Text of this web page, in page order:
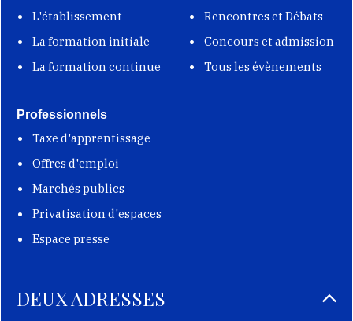
L'établissement
La formation initiale
La formation continue
Rencontres et Débats
Concours et admission
Tous les évènements
Professionnels
Taxe d'apprentissage
Offres d'emploi
Marchés publics
Privatisation d'espaces
Espace presse
DEUX ADRESSES